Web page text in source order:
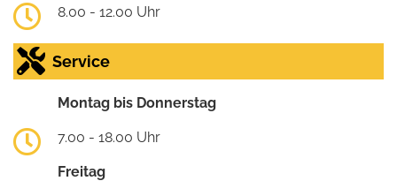
8.00 - 12.00 Uhr
Service
Montag bis Donnerstag
7.00 - 18.00 Uhr
Freitag